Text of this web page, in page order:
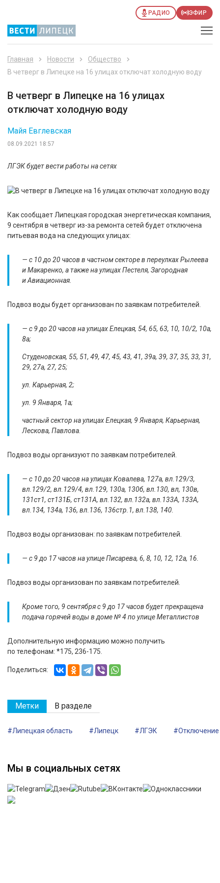
РАДИО ЭФИР
Главная Новости
Общество
В четверг в Липецке на 16 улицах отключат холодную воду
В четверг в Липецке на 16 улицах
отключат холодную воду
08.09.2021 18:57
Майя Евглевская
ЛГЭК будет вести работы на сетях
Как сообщает Липецкая городская энергетическая компания,
9 сентября в четверг из-за ремонта сетей будет отключена
питьевая вода на следующих улицах:
— с 10 до 20 часов в частном секторе в переулках Рылеева
и Макаренко, а также на улицах Пестеля, Загородная
и Авиационная.
Подвоз воды будет организован по заявкам потребителей.
— с 9 до 20 часов на улицах Елецкая, 54, 65, 63, 10, 10/2, 10а,
8а;
Студеновская, 55, 51, 49, 47, 45, 43, 41, 39а, 39, 37, 35, 33, 31,
29, 27а, 27, 25;
ул. Карьерная, 2;
ул. 9 Января, 1а;
частный сектор на улицах Елецкая, 9 Января, Карьерная,
Лескова, Павлова.
Подвоз воды организуют по заявкам потребителей.
— с 10 до 20 часов на улицах Ковалева, 127а, вл.129/3,
вл.129/2, вл.129/4, вл.129, 130а, 130б, вл.130, вл, 130в,
131ст1, ст131Б, ст131А, вл.132, вл.132а, вл.133А, 133А,
вл.134, 134а, 136, вл.136, 136стр.1, вл.138, 140.
Подвоз воды организован: по заявкам потребителей.
— с 9 до 17 часов на улице Писарева, 6, 8, 10, 12, 12а, 16.
Подвоз воды организован по заявкам потребителей.
Кроме того, 9 сентября с 9 до 17 часов будет прекращена
подача горячей воды в доме № 4 по улице Металлистов
Дополнительную информацию можно получить
по телефонам: *175, 236-175.
Поделиться:
Метки В разделе
#Липецкая область #Липецк #ЛГЭК
Мы в социальных сетях